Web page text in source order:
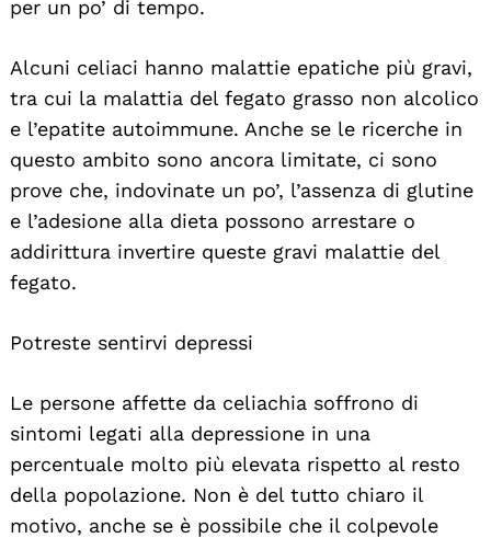
per un po’ di tempo.
Alcuni celiaci hanno malattie epatiche più gravi,
tra cui la malattia del fegato grasso non alcolico
e l’epatite autoimmune. Anche se le ricerche in
questo ambito sono ancora limitate, ci sono
prove che, indovinate un po’, l’assenza di glutine
e l’adesione alla dieta possono arrestare o
addirittura invertire queste gravi malattie del
fegato.
Potreste sentirvi depressi
Le persone affette da celiachia soffrono di
sintomi legati alla depressione in una
percentuale molto più elevata rispetto al resto
della popolazione. Non è del tutto chiaro il
motivo, anche se è possibile che il colpevole